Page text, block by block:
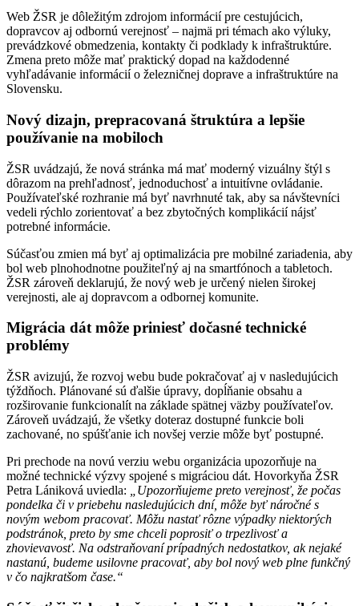
Web ŽSR je dôležitým zdrojom informácií pre cestujúcich,
dopravcov aj odbornú verejnosť – najmä pri témach ako výluky,
prevádzkové obmedzenia, kontakty či podklady k infraštruktúre.
Zmena preto môže mať praktický dopad na každodenné
vyhľadávanie informácií o železničnej doprave a infraštruktúre na
Slovensku.
Nový dizajn, prepracovaná štruktúra a lepšie
používanie na mobiloch
ŽSR uvádzajú, že nová stránka má mať moderný vizuálny štýl s
dôrazom na prehľadnosť, jednoduchosť a intuitívne ovládanie.
Používateľské rozhranie má byť navrhnuté tak, aby sa návštevníci
vedeli rýchlo zorientovať a bez zbytočných komplikácií nájsť
potrebné informácie.
Súčasťou zmien má byť aj optimalizácia pre mobilné zariadenia, aby
bol web plnohodnotne použiteľný aj na smartfónoch a tabletoch.
ŽSR zároveň deklarujú, že nový web je určený nielen širokej
verejnosti, ale aj dopravcom a odbornej komunite.
Migrácia dát môže priniesť dočasné technické
problémy
ŽSR avizujú, že rozvoj webu bude pokračovať aj v nasledujúcich
týždňoch. Plánované sú ďalšie úpravy, dopĺňanie obsahu a
rozširovanie funkcionalít na základe spätnej väzby používateľov.
Zároveň uvádzajú, že všetky doteraz dostupné funkcie boli
zachované, no spúšťanie ich novšej verzie môže byť postupné.
Pri prechode na novú verziu webu organizácia upozorňuje na
možné technické výzvy spojené s migráciou dát. Hovorkyňa ŽSR
Petra Lániková uviedla:
„Upozorňujeme preto verejnosť, že počas
pondelka či v priebehu nasledujúcich dní, môže byť náročné s
novým webom pracovať. Môžu nastať rôzne výpadky niektorých
podstránok, preto by sme chceli poprosiť o trpezlivosť a
zhovievavosť. Na odstraňovaní prípadných nedostatkov, ak nejaké
nastanú, budeme usilovne pracovať, aby bol nový web plne funkčný
v čo najkratšom čase.“